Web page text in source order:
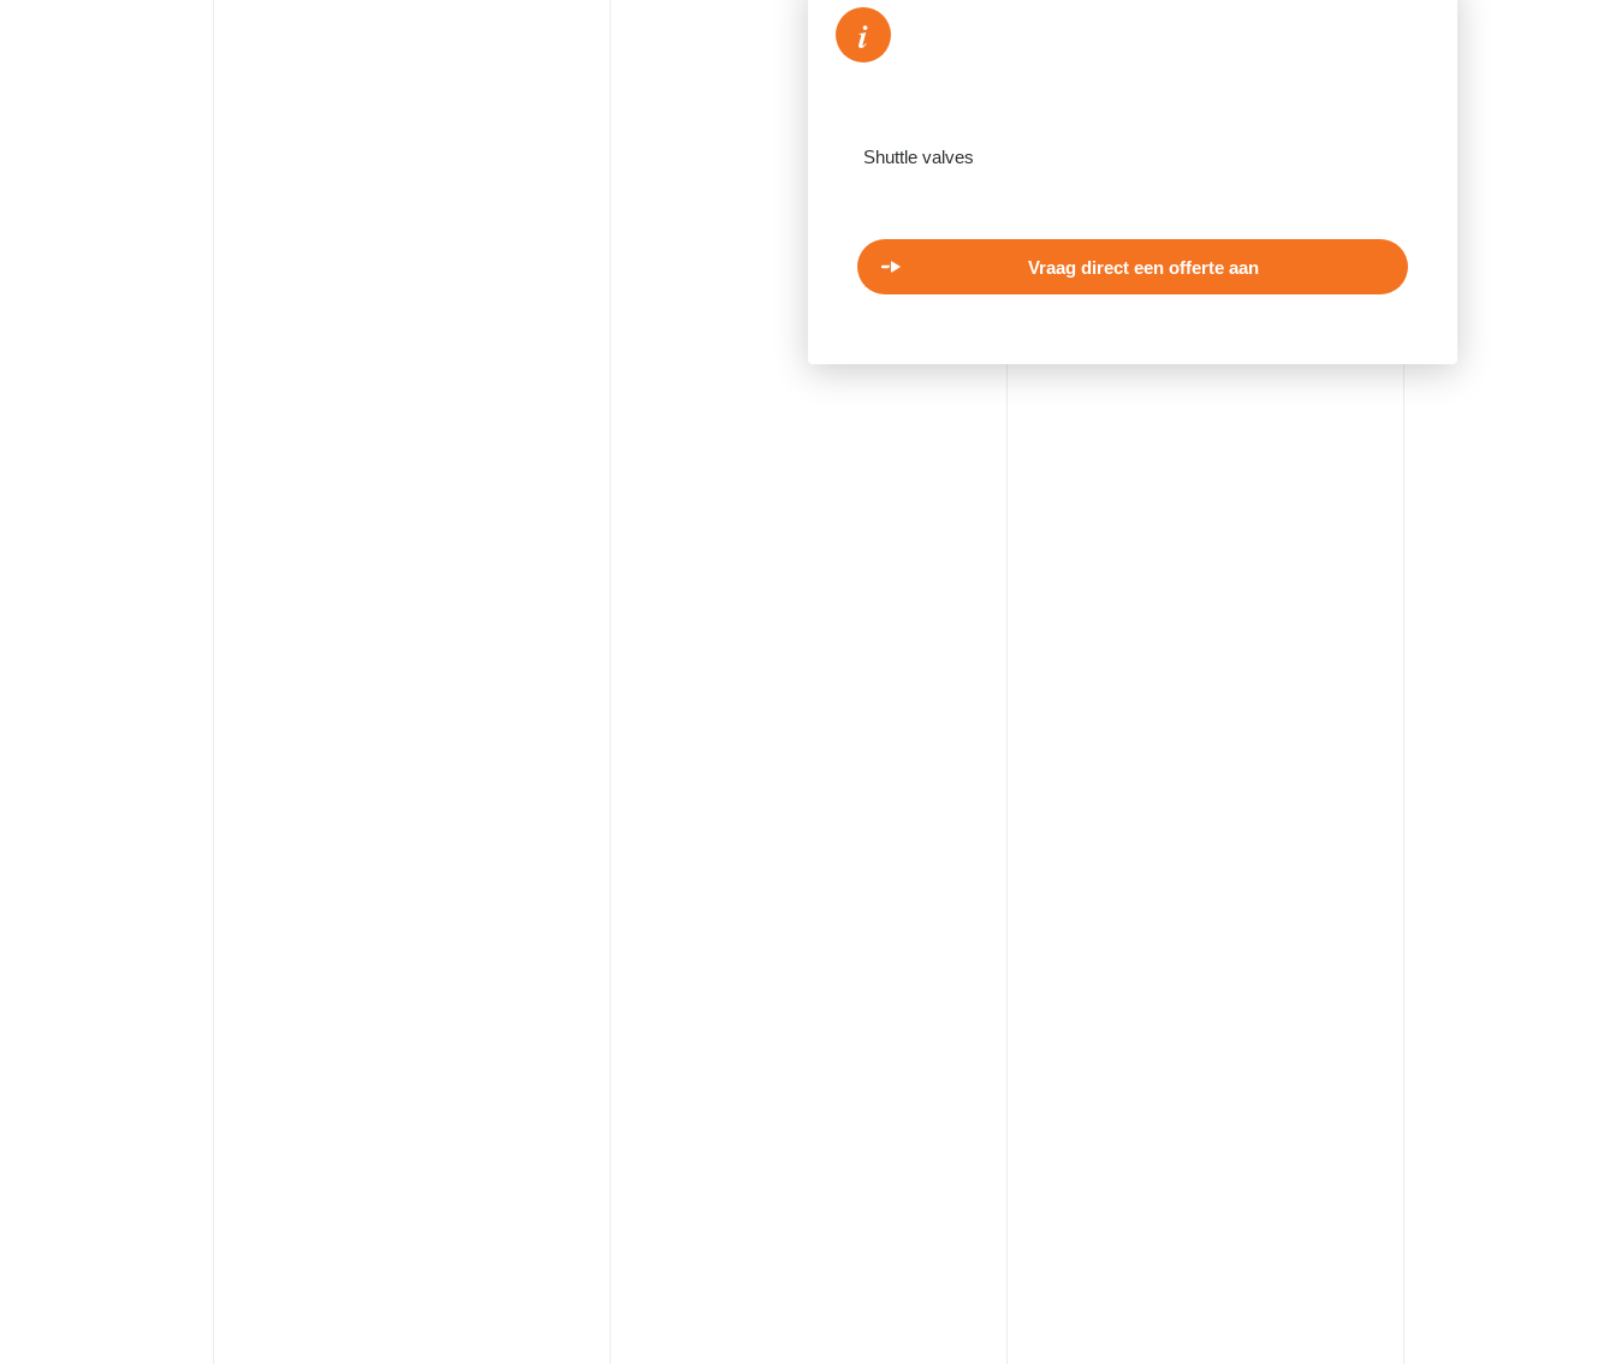
i
Shuttle valves
Vraag direct een offerte aan